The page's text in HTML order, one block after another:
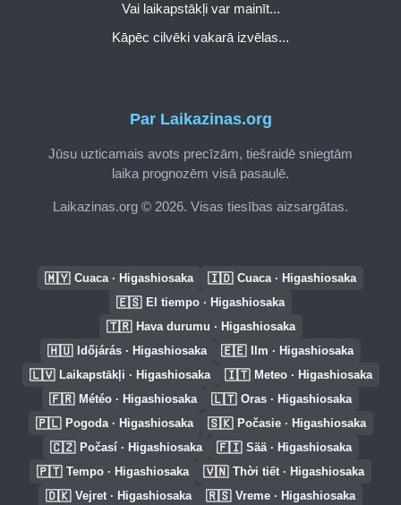
Par Laikazinas.org
Jūsu uzticamais avots precīzām, tiešraidē sniegtām
laika prognozēm visā pasaulē.
Laikazinas.org © 2026. Visas tiesības aizsargātas.
Vai laikapstākļi var mainīt...
Kāpēc cilvēki vakarā izvēlas...
🇲🇾 Cuaca · Higashiosaka 🇮🇩 Cuaca · Higashiosaka
🇪🇸 El tiempo · Higashiosaka
🇹🇷 Hava durumu · Higashiosaka
🇭🇺 Időjárás · Higashiosaka 🇪🇪 Ilm · Higashiosaka
🇱🇻 Laikapstākļi · Higashiosaka 🇮🇹 Meteo · Higashiosaka
🇫🇷 Météo · Higashiosaka 🇱🇹 Oras · Higashiosaka
🇵🇱 Pogoda · Higashiosaka 🇸🇰 Počasie · Higashiosaka
🇨🇿 Počasí · Higashiosaka 🇫🇮 Sää · Higashiosaka
🇵🇹 Tempo · Higashiosaka 🇻🇳 Thời tiết · Higashiosaka
🇩🇰 Vejret · Higashiosaka 🇷🇸 Vreme · Higashiosaka